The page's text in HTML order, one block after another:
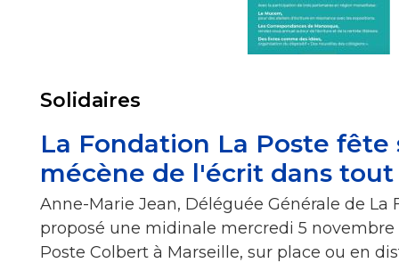
Solidaires
La Fondation La Poste fête
mécène de l'écrit dans
Anne-Marie Jean, Déléguée Générale de La
proposé une midinale mercredi 5 novembre
Poste Colbert à Marseille, sur place ou en